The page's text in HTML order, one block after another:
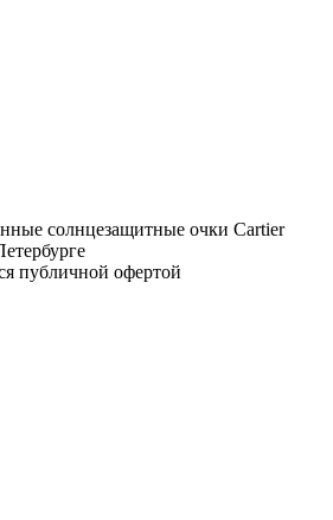
солнцезащитные очки Cartier
публичной офертой